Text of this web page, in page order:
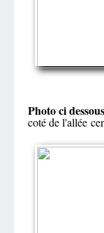
Photo ci
coté de l'allée